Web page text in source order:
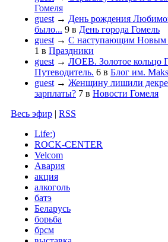
Гомеля
guest → День рождения
было... 9 в День города Гомель
guest → С наступающим Новым
1 в Праздники
guest → ЛОЕВ. Золотое кольцо
Путеводитель. 6 в Блог им. Maks
guest → Женщину лишили
зарплаты? 7 в Новости Гомеля
Весь эфир | RSS
Life:)
ROCK-CENTER
Velcom
Авария
акция
алкоголь
батэ
Беларусь
борьба
брсм